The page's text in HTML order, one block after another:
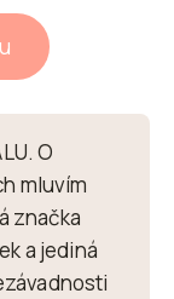
O
mluvím
značka
a jediná